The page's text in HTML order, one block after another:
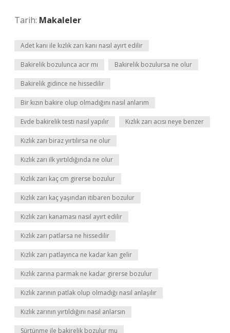
Tarih: Makaleler
Adet kanı ile kızlık zarı kanı nasıl ayırt edilir
Bakirelik bozulunca acır mı Bakirelik bozulursa ne olur
Bakirelik gidince ne hissedilir
Bir kızın bakire olup olmadığını nasıl anlarım
Evde bakirelik testi nasıl yapılır Kızlık zarı acısı neye benzer
Kızlık zarı biraz yırtılırsa ne olur
Kızlık zarı ilk yırtıldığında ne olur
Kızlık zarı kaç cm girerse bozulur
Kızlık zarı kaç yaşından itibaren bozulur
Kızlık zarı kanaması nasıl ayırt edilir
Kızlık zarı patlarsa ne hissedilir
Kızlık zarı patlayınca ne kadar kan gelir
Kızlık zarına parmak ne kadar girerse bozulur
Kızlık zarının patlak olup olmadığı nasıl anlaşılır
Kızlık zarının yırtıldığını nasıl anlarsın
Sürtünme ile bakirelik bozulur mu